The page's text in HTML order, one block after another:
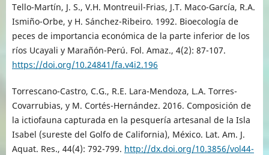
Tello-Martín, J. S., V.H. Montreuil-Frias, J.T. Maco-García, R.A.
Ismiño-Orbe, y H. Sánchez-Ribeiro. 1992. Bioecología de
peces de importancia económica de la parte inferior de los
ríos Ucayali y Marañón-Perú. Fol. Amaz., 4(2): 87-107.
https://doi.org/10.24841/fa.v4i2.196
Torrescano-Castro, C.G., R.E. Lara-Mendoza, L.A. Torres-
Covarrubias, y M. Cortés-Hernández. 2016. Composición de
la ictiofauna capturada en la pesquería artesanal de la Isla
Isabel (sureste del Golfo de California), México. Lat. Am. J.
Aquat. Res., 44(4): 792-799. http://dx.doi.org/10.3856/vol44-